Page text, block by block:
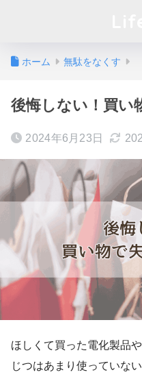
ホーム 無駄をなくす
後悔しない！買い
2024年6月23日
ほしくて買った電化製品
じつはあまり使っていな